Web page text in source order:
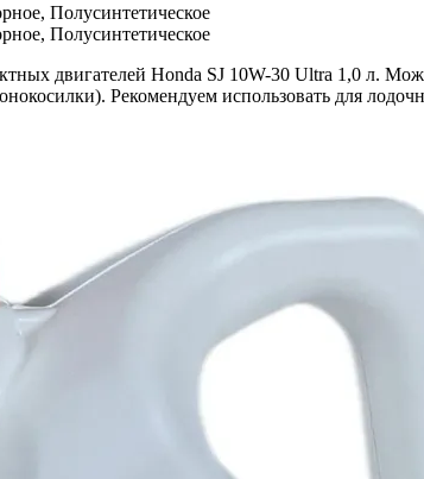
Полусинтетическое
Полусинтетическое
двигателей Honda SJ 10W-30 Ultra 1,0 л.
Рекомендуем использовать для